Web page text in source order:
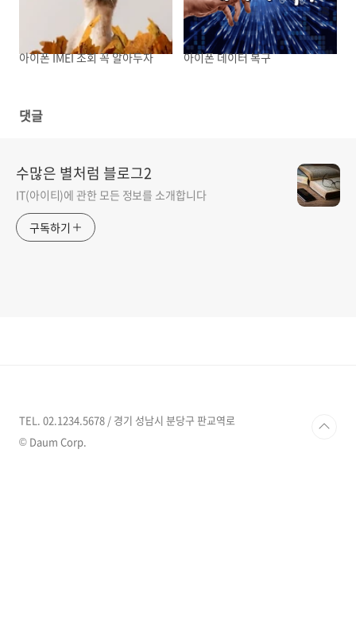
아이폰 IMEI 조회 꼭 알아두자 아이폰 데이터 복구
댓글
수많은 별처럼 블로그2
IT(아이티)에 관한 모든 정보를 소개합니다
구독하기
TEL. 02.1234.5678 / 경기 성남시 분당구 판교역로
© Daum Corp.